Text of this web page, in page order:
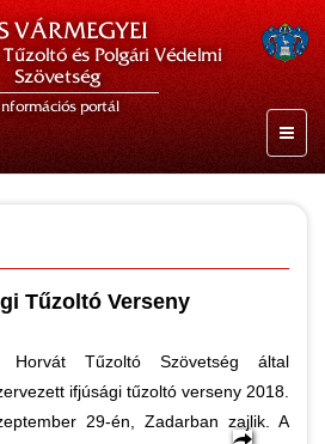
VÁRMEGYEI
és Polgári Védelmi
Szövetség
portál
Tűzoltó Verseny
Horvát Tűzoltó Szövetség által
ifjúsági tűzoltó verseny 2018.
29-én, Zadarban zajlik. A